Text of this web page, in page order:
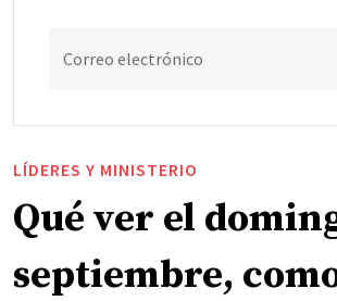
Correo electrónico
LÍDERES Y MINISTERIO
Qué ver el
septiembre,